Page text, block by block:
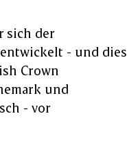
sich der
- und dies
Crown
und
- vor